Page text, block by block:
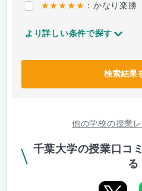
★★★★★ ：かなり楽勝
より詳しい条件で探す
検索結果
他の学校の授業
千葉大学の授業口コ
る